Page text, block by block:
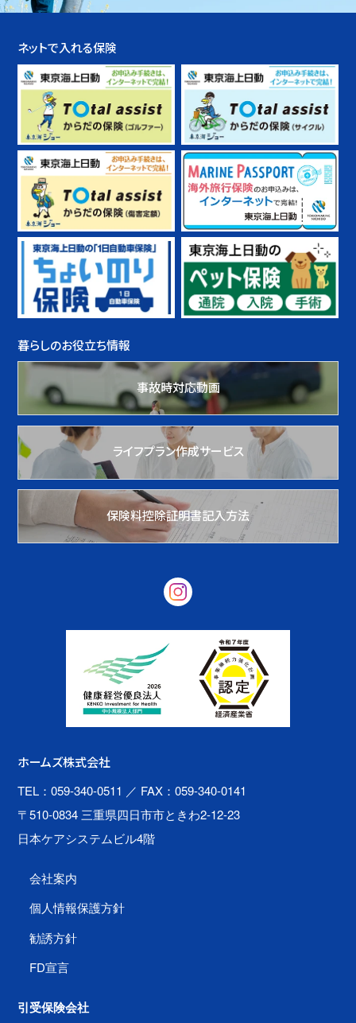
ネットで入れる保険
暮らしのお役立ち情報
事故時対応動画
ライフプラン作成サービス
保険料控除証明書記入方法
ホームズ株式会社
TEL：059-340-0511 ／ FAX：059-340-0141
〒510-0834 三重県四日市市ときわ2-12-23
日本ケアシステムビル4階
会社案内
個人情報保護方針
勧誘方針
FD宣言
引受保険会社